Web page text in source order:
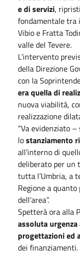
e di servizi,
fondamentale tra
Vibio e Fratta
valle del Tevere.
L’intervento
della Direzione
con la
era quella di
nuova viabilità,
realizzazione
“Va evidenziato
lostanziamento
all’interno di
deliberato per
tutta l’Umbria, a
Regione a
dell’area”.
Spetterà ora alla
assoluta
progettazioni ed
dei finanziamenti.